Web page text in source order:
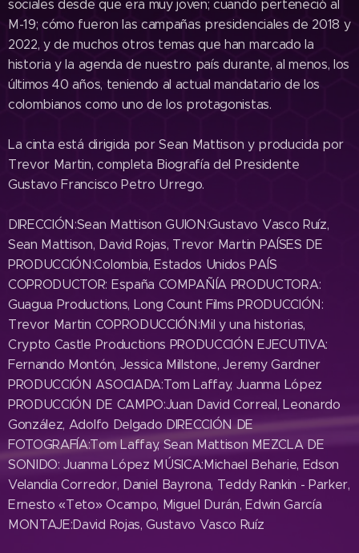
sociales desde que era muy joven; cuando perteneció al
M-19; cómo fueron las campañas presidenciales de 2018 y
2022, y de muchos otros temas que han marcado la
historia y la agenda de nuestro país durante, al menos, los
últimos 40 años, teniendo al actual mandatario de los
colombianos como uno de los protagonistas.
La cinta está dirigida por Sean Mattison y producida por
Trevor Martin, completa Biografía del Presidente
Gustavo Francisco Petro Urrego.
DIRECCIÓN:Sean Mattison GUION:Gustavo Vasco Ruíz,
Sean Mattison, David Rojas, Trevor Martin PAÍSES DE
PRODUCCIÓN:Colombia, Estados Unidos PAÍS
COPRODUCTOR: España COMPAÑÍA PRODUCTORA:
Guagua Productions, Long Count Films PRODUCCIÓN:
Trevor Martin COPRODUCCIÓN:Mil y una historias,
Crypto Castle Productions PRODUCCIÓN EJECUTIVA:
Fernando Montón, Jessica Millstone, Jeremy Gardner
PRODUCCIÓN ASOCIADA:Tom Laffay, Juanma López
PRODUCCIÓN DE CAMPO:Juan David Correal, Leonardo
González, Adolfo Delgado DIRECCIÓN DE
FOTOGRAFÍA:Tom Laffay, Sean Mattison MEZCLA DE
SONIDO: Juanma López MÚSICA:Michael Beharie, Edson
Velandia Corredor, Daniel Bayrona, Teddy Rankin - Parker,
Ernesto «Teto» Ocampo, Miguel Durán, Edwin García
MONTAJE:David Rojas, Gustavo Vasco Ruíz